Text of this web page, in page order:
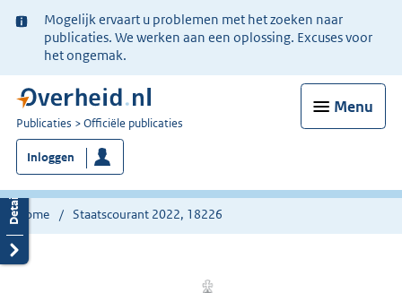
Ter
informatie:
Mogelijk ervaart u problemen met het zoeken naar
publicaties. We werken aan een oplossing. Excuses voor
het ongemak.
Menu
U
bent
nu
hier:
Publicaties Officiële publicaties
Inloggen
Home Staatscourant 2022, 18226